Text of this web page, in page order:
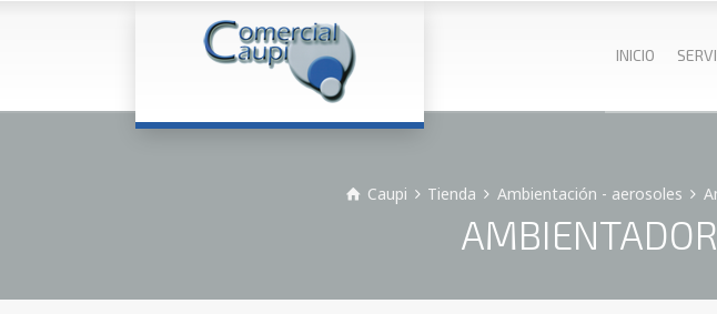
INICIO
Caupi Tienda Ambientación - aerosoles